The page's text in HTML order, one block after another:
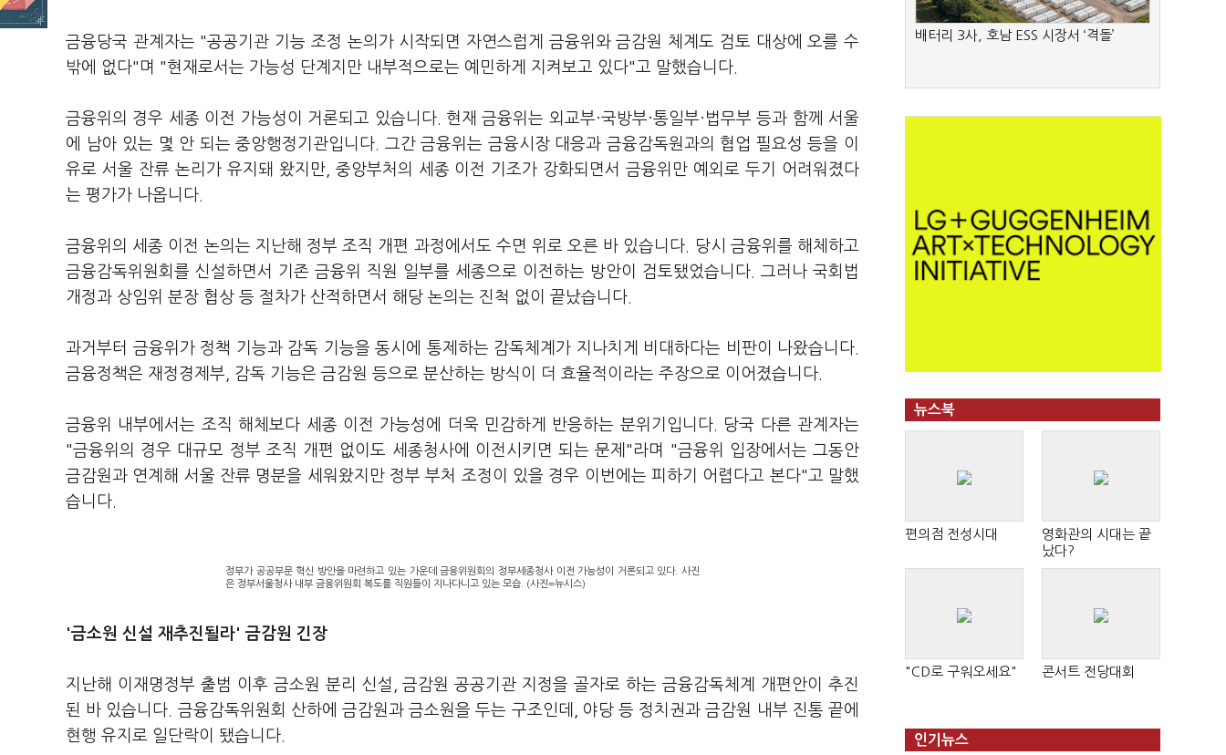
금융당국 관계자는 "공공기관 기능 조정 논의가 시작되면 자연스럽게 금융위와 금감원 체계도 검토 대상에 오를 수
밖에 없다"며 "현재로서는 가능성 단계지만 내부적으로는 예민하게 지켜보고 있다"고 말했습니다.
금융위의 경우 세종 이전 가능성이 거론되고 있습니다. 현재 금융위는 외교부·국방부·통일부·법무부 등과 함께 서울
에 남아 있는 몇 안 되는 중앙행정기관입니다. 그간 금융위는 금융시장 대응과 금융감독원과의 협업 필요성 등을 이
유로 서울 잔류 논리가 유지돼 왔지만, 중앙부처의 세종 이전 기조가 강화되면서 금융위만 예외로 두기 어려워졌다
는 평가가 나옵니다.
금융위의 세종 이전 논의는 지난해 정부 조직 개편 과정에서도 수면 위로 오른 바 있습니다. 당시 금융위를 해체하고
금융감독위원회를 신설하면서 기존 금융위 직원 일부를 세종으로 이전하는 방안이 검토됐었습니다. 그러나 국회법
개정과 상임위 분장 협상 등 절차가 산적하면서 해당 논의는 진척 없이 끝났습니다.
과거부터 금융위가 정책 기능과 감독 기능을 동시에 통제하는 감독체계가 지나치게 비대하다는 비판이 나왔습니다.
금융정책은 재정경제부, 감독 기능은 금감원 등으로 분산하는 방식이 더 효율적이라는 주장으로 이어졌습니다.
금융위 내부에서는 조직 해체보다 세종 이전 가능성에 더욱 민감하게 반응하는 분위기입니다. 당국 다른 관계자는
"금융위의 경우 대규모 정부 조직 개편 없이도 세종청사에 이전시키면 되는 문제"라며 "금융위 입장에서는 그동안
금감원과 연계해 서울 잔류 명분을 세워왔지만 정부 부처 조정이 있을 경우 이번에는 피하기 어렵다고 본다"고 말했
습니다.
정부가 공공부문 혁신 방안을 마련하고 있는 가운데 금융위원회의 정부세종청사 이전 가능성이 거론되고 있다. 사진
은 정부서울청사 내부 금융위원회 복도를 직원들이 지나다니고 있는 모습. (사진=뉴시스)
'금소원 신설 재추진될라' 금감원 긴장
지난해 이재명정부 출범 이후 금소원 분리 신설, 금감원 공공기관 지정을 골자로 하는 금융감독체계 개편안이 추진
된 바 있습니다. 금융감독위원회 산하에 금감원과 금소원을 두는 구조인데, 야당 등 정치권과 금감원 내부 진통 끝에
현행 유지로 일단락이 됐습니다.
배터리 3사, 호남 ESS 시장서 ‘격돌’
뉴스북
편의점 전성시대
영화관의 시대는 끝
났다?
"CD로 구워오세요" 콘서트 전당대회
인기뉴스